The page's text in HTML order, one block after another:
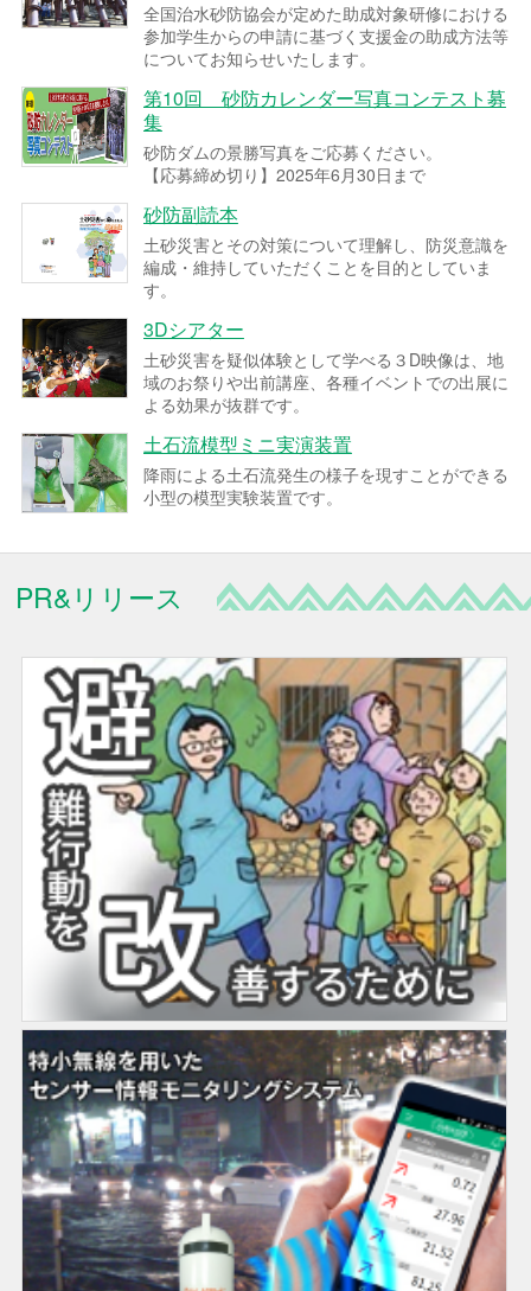
全国治水砂防協会が定めた助成対象研修における
参加学生からの申請に基づく支援金の助成方法等
についてお知らせいたします。
第10回 砂防カレンダー写真コンテスト募
集
砂防ダムの景勝写真をご応募ください。
【応募締め切り】2025年6月30日まで
砂防副読本
土砂災害とその対策について理解し、防災意識を
編成・維持していただくことを目的としていま
す。
3Dシアター
土砂災害を疑似体験として学べる３D映像は、地
域のお祭りや出前講座、各種イベントでの出展に
よる効果が抜群です。
土石流模型ミニ実演装置
降雨による土石流発生の様子を現すことができる
小型の模型実験装置です。
PR&リリース